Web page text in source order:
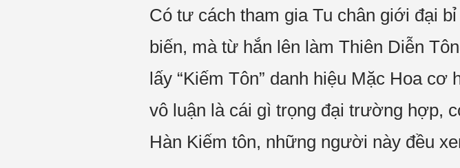
Có tư cách tham gia Tu chân giới đại
biến, mà từ hắn lên làm Thiên Diễn
lấy “Kiếm Tôn” danh hiệu Mặc Hoa cơ
vô luận là cái gì trọng đại trường hợp,
Hàn Kiếm tôn, những người này đều